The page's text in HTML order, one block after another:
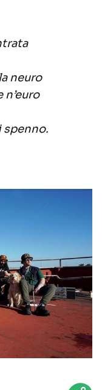
neuro
n’euro
spenno.